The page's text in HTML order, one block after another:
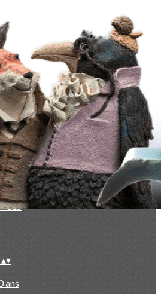
colonnes affichées
à venir
passés
membres)
membres
membres
des réseaux sociaux
▴▾
ans